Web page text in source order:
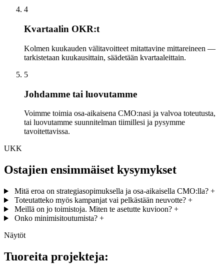
4
Kvartaalin OKR:t
Kolmen kuukauden välitavoitteet mitattavine mittareineen —
tarkistetaan kuukausittain, säädetään kvartaaleittain.
5
Johdamme tai luovutamme
Voimme toimia osa-aikaisena CMO:nasi ja valvoa toteutusta,
tai luovutamme suunnitelman tiimillesi ja pysymme
tavoitettavissa.
UKK
Ostajien ensimmäiset kysymykset
Mitä eroa on strategiasopimuksella ja osa-aikaisella CMO:lla? +
Toteutatteko myös kampanjat vai pelkästään neuvotte? +
Meillä on jo toimistoja. Miten te asetutte kuvioon? +
Onko minimisitoutumista? +
Näytöt
Tuoreita projekteja: